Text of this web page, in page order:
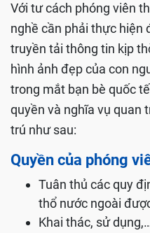
Với tư cách phóng viên
nghề cần phải thực hiện
truyền tải thông tin kịp
hình ảnh đẹp của con
trong mắt bạn bè quốc
quyền và nghĩa vụ quan
trú như sau:
Quyền của phóng
Tuân thủ các quy
thổ nước ngoài
Khai thác, sử